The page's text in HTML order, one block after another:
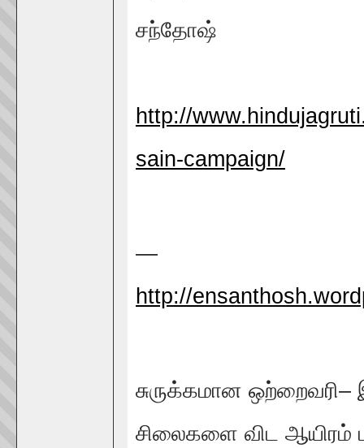
சந்தோஷ்
http://
sain-campaign/
—
http://
சுருக்கமான ஒற்றைவரி–
சிலைகளை விட ஆயிரம்